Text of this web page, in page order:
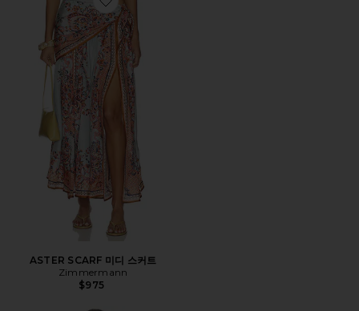
Favorite ASTER SCARF 미디 스커트
ASTER SCARF 미디 스커트
Zimmermann
$975